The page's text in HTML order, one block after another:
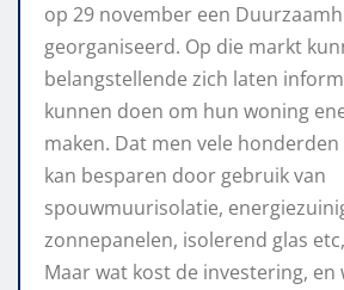
op 29 november een
georganiseerd. Op die markt
belangstellende zich laten
kunnen doen om hun woning
maken. Dat men vele honderden
kan besparen door gebruik van
spouwmuurisolatie,
zonnepanelen, isolerend glas
Maar wat kost de investering, en